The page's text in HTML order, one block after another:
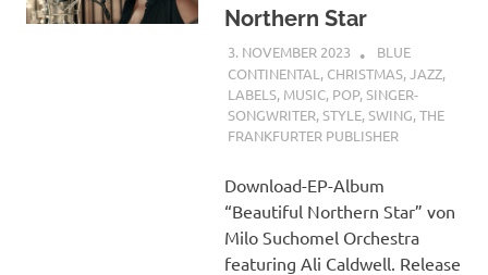
Northern Star
3. NOVEMBER 2023 STEFANBRAUN
BLUE
CONTINENTAL , CHRISTMAS,JAZZ,
LABELS, MUSIC, POP,SINGER-
SONGWRITER,STYLE,SWING,THE
FRANKFURTER PUBLISHER
Download-EP-Album
“Beautiful Northern Star” von
Milo Suchomel Orchestra
featuring Ali Caldwell. Release